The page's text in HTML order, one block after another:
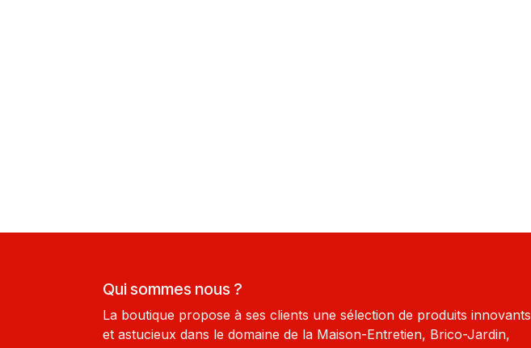
Qui sommes nous ?
La boutique propose à ses clients une sélection de produits innovants
et astucieux dans le domaine de la Maison-Entretien, Brico-Jardin,